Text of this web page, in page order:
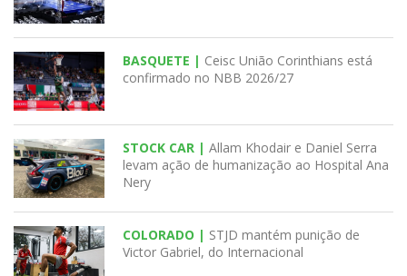
BASQUETE | Ceisc União Corinthians está
confirmado no NBB 2026/27
STOCK CAR | Allam Khodair e Daniel Serra
levam ação de humanização ao Hospital Ana
Nery
COLORADO | STJD mantém punição de
Victor Gabriel, do Internacional